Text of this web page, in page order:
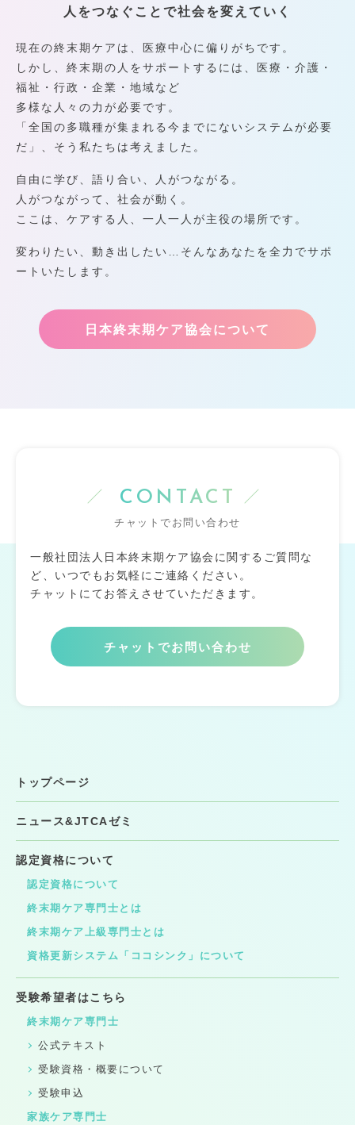
人をつなぐことで社会を変えていく
現在の終末期ケアは、医療中心に偏りがちです。
しかし、終末期の人をサポートするには、医療・介護・
福祉・行政・企業・地域など
多様な人々の力が必要です。
「全国の多職種が集まれる今までにないシステムが必要
だ」、そう私たちは考えました。
自由に学び、語り合い、人がつながる。
人がつながって、社会が動く。
ここは、ケアする人、一人一人が主役の場所です。
変わりたい、動き出したい…そんなあなたを全力でサポ
ートいたします。
日本終末期ケア協会について
CONTACT
チャットでお問い合わせ
一般社団法人日本終末期ケア協会に関するご質問な
ど、いつでもお気軽にご連絡ください。
チャットにてお答えさせていただきます。
チャットでお問い合わせ
トップページ
ニュース&JTCAゼミ
認定資格について
認定資格について
終末期ケア専門士とは
終末期ケア上級専門士とは
資格更新システム「ココシンク」について
受験希望者はこちら
終末期ケア専門士
公式テキスト
受験資格・概要について
受験申込
家族ケア専門士